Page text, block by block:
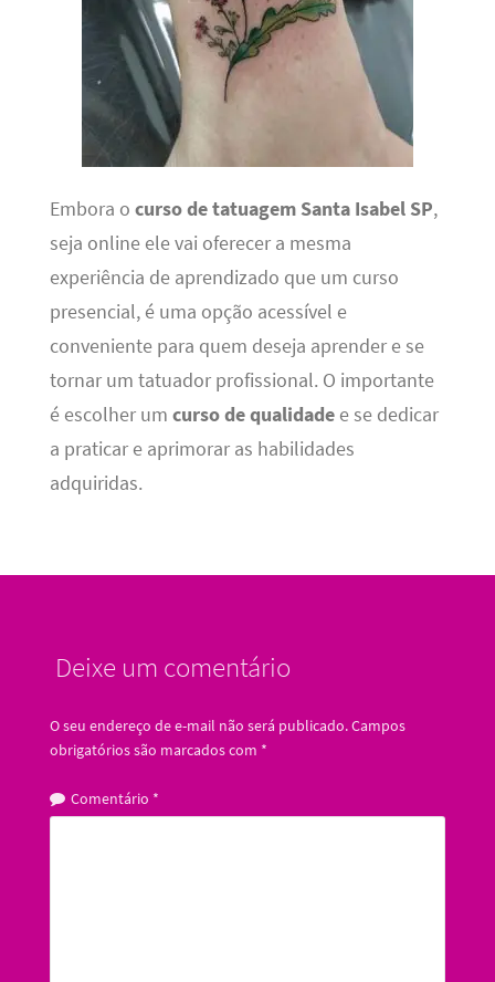
Embora o curso de tatuagem Santa Isabel SP,
seja online ele vai oferecer a mesma
experiência de aprendizado que um curso
presencial, é uma opção acessível e
conveniente para quem deseja aprender e se
tornar um tatuador profissional. O importante
é escolher um curso de qualidadee se dedicar
a praticar e aprimorar as habilidades
adquiridas.
Deixe um comentário
O seu endereço de e-mail não será publicado.Campos
obrigatórios são marcados com *
Comentário *